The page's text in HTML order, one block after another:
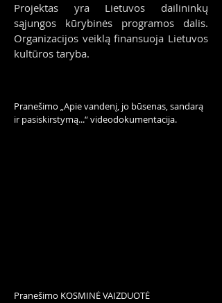
Projektas yra Lietuvos dailininkų
sąjungos kūrybinės programos dalis.
Organizacijos veiklą finansuoja Lietuvos
kultūros taryba.
Pranešimo „Apie vandenį, jo būsenas, sandarą
ir pasiskirstymą...“videodokumentacija.
Pranešimo KOSMINĖ VAIZDUOTĖ